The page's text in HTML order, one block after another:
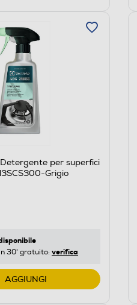
Detergente per superfici
Grigio
30' gratuito: verifica
AGGIUNGI